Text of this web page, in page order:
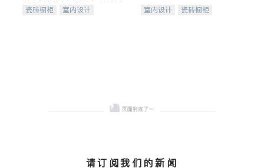
台面，多种优质不锈钢水
瓷砖橱柜
室内设计
室内设计
瓷砖橱柜
请订阅我们的新闻